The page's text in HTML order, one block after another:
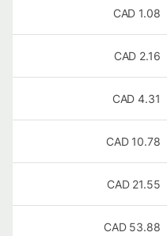
1.08
CAD
2.16
CAD
4.31
CAD
10.78
CAD
21.55
CAD
53.88
CAD